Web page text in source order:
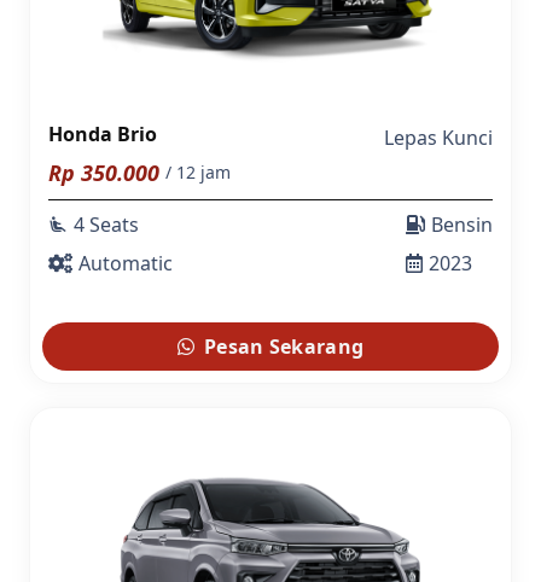
Honda Brio Lepas Kunci
Rp 350.000 / 12 jam
airline_seat_recline_extra 4 Seats
Automatic
Bensin
2023
Pesan Sekarang